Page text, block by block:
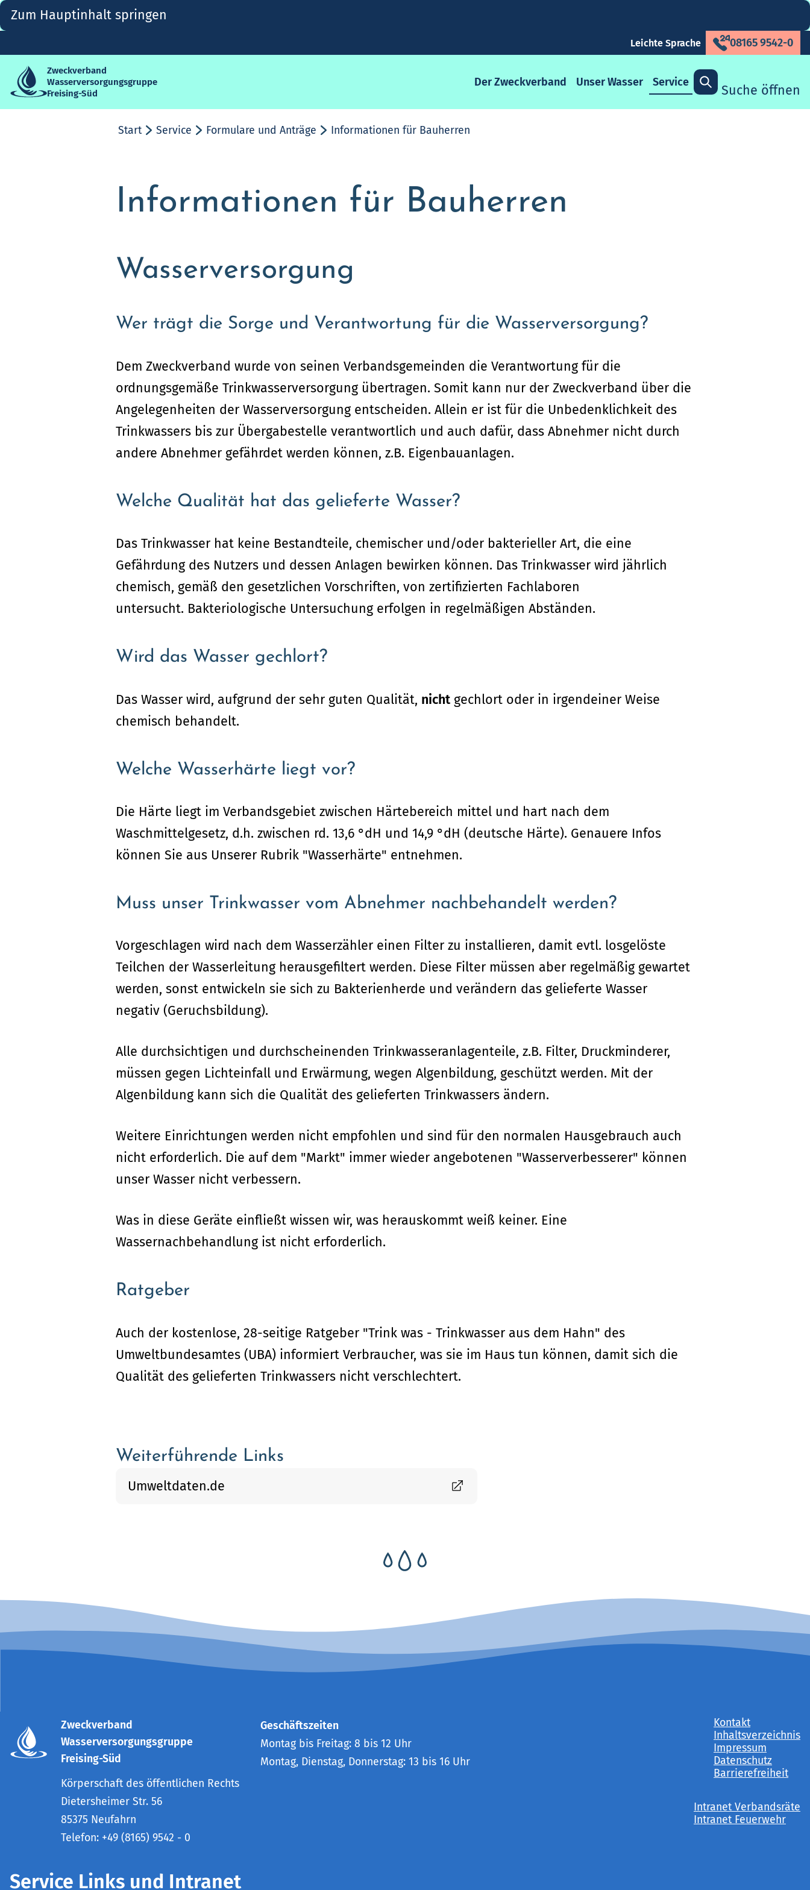
Zum Hauptinhalt springen
Leichte Sprache 08165 9542-0
Zweckverband
Wasserversorgungsgruppe
Freising-Süd
Der Zweckverband Unser Wasser Service
Suche öffnen
Start Service Formulare und Anträge Informationen für Bauherren
Informationen für Bauherren
Wasserversorgung
Wer trägt die Sorge und Verantwortung für die Wasserversorgung?
Dem Zweckverband wurde von seinen Verbandsgemeinden die Verantwortung für die
ordnungsgemäße Trinkwasserversorgung übertragen. Somit kann nur der Zweckverband über die
Angelegenheiten der Wasserversorgung entscheiden. Allein er ist für die Unbedenklichkeit des
Trinkwassers bis zur Übergabestelle verantwortlich und auch dafür, dass Abnehmer nicht durch
andere Abnehmer gefährdet werden können, z.B. Eigenbauanlagen.
Welche Qualität hat das gelieferte Wasser?
Das Trinkwasser hat keine Bestandteile, chemischer und/oder bakterieller Art, die eine
Gefährdung des Nutzers und dessen Anlagen bewirken können. Das Trinkwasser wird jährlich
chemisch, gemäß den gesetzlichen Vorschriften, von zertifizierten Fachlaboren
untersucht. Bakteriologische Untersuchung erfolgen in regelmäßigen Abständen.
Wird das Wasser gechlort?
Das Wasser wird, aufgrund der sehr guten Qualität, nicht gechlort oder in irgendeiner Weise
chemisch behandelt.
Welche Wasserhärte liegt vor?
Die Härte liegt im Verbandsgebiet zwischen Härtebereich mittel und hart nach dem
Waschmittelgesetz, d.h. zwischen rd. 13,6 °dH und 14,9 °dH (deutsche Härte). Genauere Infos
können Sie aus Unserer Rubrik "Wasserhärte" entnehmen.
Muss unser Trinkwasser vom Abnehmer nachbehandelt werden?
Vorgeschlagen wird nach dem Wasserzähler einen Filter zu installieren, damit evtl. losgelöste
Teilchen der Wasserleitung herausgefiltert werden. Diese Filter müssen aber regelmäßig gewartet
werden, sonst entwickeln sie sich zu Bakterienherde und verändern das gelieferte Wasser
negativ (Geruchsbildung).
Alle durchsichtigen und durchscheinenden Trinkwasseranlagenteile, z.B. Filter, Druckminderer,
müssen gegen Lichteinfall und Erwärmung, wegen Algenbildung, geschützt werden. Mit der
Algenbildung kann sich die Qualität des gelieferten Trinkwassers ändern.
Weitere Einrichtungen werden nicht empfohlen und sind für den normalen Hausgebrauch auch
nicht erforderlich. Die auf dem "Markt" immer wieder angebotenen "Wasserverbesserer" können
unser Wasser nicht verbessern.
Was in diese Geräte einfließt wissen wir, was herauskommt weiß keiner. Eine
Wassernachbehandlung ist nicht erforderlich.
Ratgeber
Auch der kostenlose, 28-seitige Ratgeber "Trink was - Trinkwasser aus dem Hahn" des
Umweltbundesamtes (UBA) informiert Verbraucher, was sie im Haus tun können, damit sich die
Qualität des gelieferten Trinkwassers nicht verschlechtert.
Weiterführende Links
Umweltdaten.de
Zweckverband
Wasserversorgungsgruppe
Freising-Süd
Körperschaft des öffentlichen Rechts
Dietersheimer Str. 56
85375 Neufahrn
Telefon: +49 (8165) 9542 - 0
Geschäftszeiten
Montag bis Freitag: 8 bis 12 Uhr
Montag, Dienstag, Donnerstag: 13 bis 16 Uhr
Service Links und Intranet
Kontakt
Inhaltsverzeichnis
Impressum
Datenschutz
Barrierefreiheit
Intranet Verbandsräte
Intranet Feuerwehr